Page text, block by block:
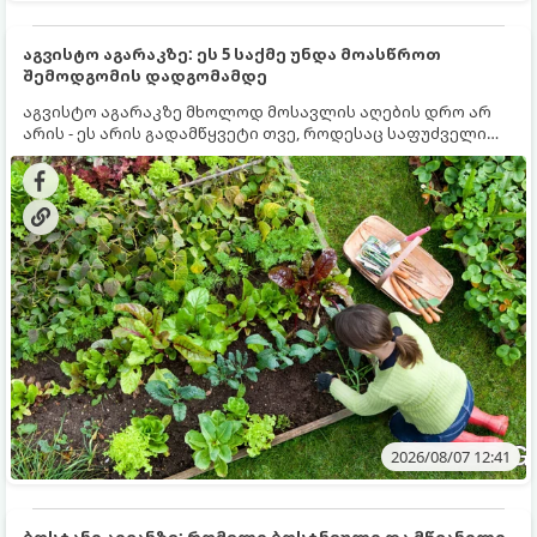
აგვისტო აგარაკზე: ეს 5 საქმე უნდა მოასწროთ
შემოდგომის დადგომამდე
აგვისტო აგარაკზე მხოლოდ მოსავლის აღების დრო არ
არის - ეს არის გადამწყვეტი თვე, როდესაც საფუძველი
ეყრება მომავალი წლის მოსავალს და ბაღი მზადდება
შემოდგომა-ზამთრის სეზონისთვის. იმისათვის, რომ
ნიადაგმა ენერგია აღიდგინოს, ხოლო მცენარეებმა
ზამთარს გაუძლონ, აგვისტოს ბოლომდე 5
მნიშვნელოვანი საქმის გაკეთება უნდა მოასწროთ:
2026/08/07 12:41